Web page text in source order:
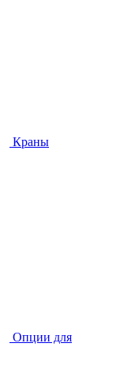
Краны
Опции для